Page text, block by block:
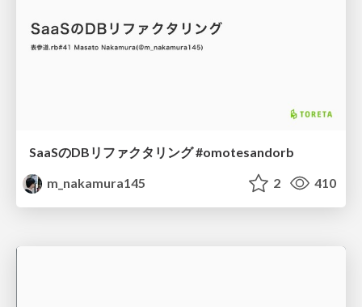
SaaSのDBリファクタリング #omotesandorb
m_nakamura145
2 410